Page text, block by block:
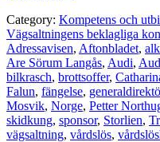
Category: Kompetens och
Vägsaltningens beklagliga
Adressavisen, Aftonbladet,
Are Sörum Langås, Audi,
bilkrasch, brottsoffer,
Falun, fängelse,
Mosvik, Norge, Petter
skidkung, sponsor, Storlien,
vägsaltning, vårdslös,